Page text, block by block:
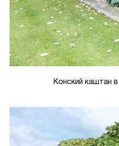
Конский каштан